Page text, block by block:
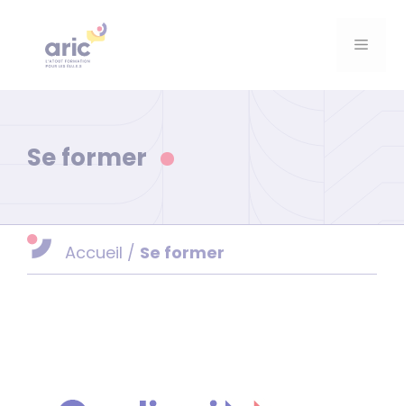
contenu
Menu
Se former
Accueil / Se former